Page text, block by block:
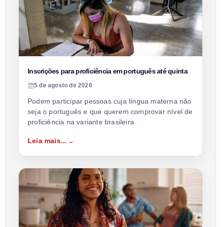
Inscrições para proficiência em português até quinta
5 de agosto de 2026
Podem participar pessoas cuja língua materna não
seja o português e que querem comprovar nível de
proficiência na variante brasileira
Leia mais...